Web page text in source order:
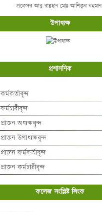
প্রফেসর আবু রায়হান মোঃ আশিকুর রহমান
উপাধ্যক্ষ
প্রশাসনিক
কর্মকর্তাবৃন্দ
কর্মচারীবৃন্দ
প্রাক্তন অধ্যক্ষবৃন্দ
প্রাক্তন উপাধ্যক্ষবৃন্দ
প্রাক্তন কর্মকর্তাবৃন্দ
প্রাক্তন কর্মচারীবৃন্দ
কলেজ সংশ্লিষ্ট লিংক